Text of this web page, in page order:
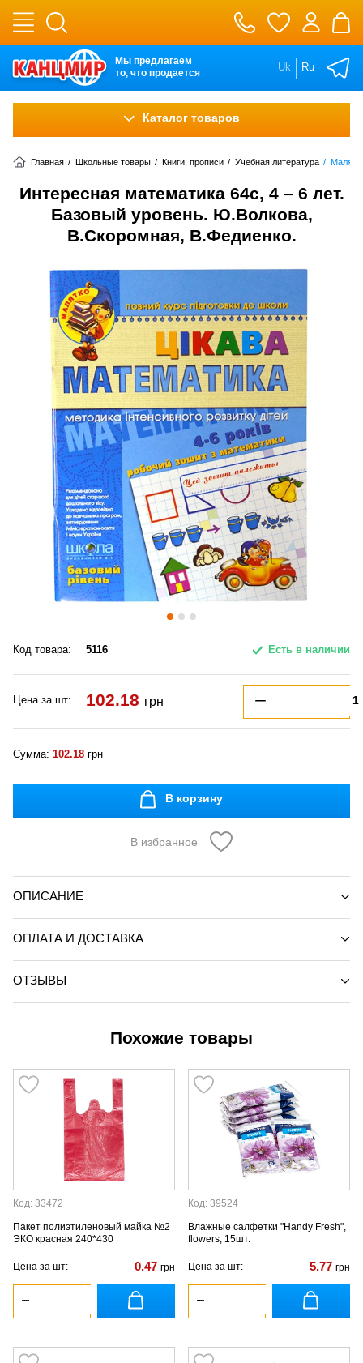
Мы предлагаем
то, что продается
Uk Ru
Каталог товаров
Главная / Школьные товары / Книги, прописи / Учебная литература /
Интересная математика 64с, 4 – 6 лет.
Базовый уровень. Ю.Волкова,
В.Скоромная, В.Федиенко.
Код товара: 5116 Есть в наличии
Цена за шт: 102.18 грн
Сумма: 102.18 грн
В корзину
В избранное
ОПИСАНИЕ
ОПЛАТА И ДОСТАВКА
ОТЗЫВЫ
Похожие товары
Код: 33472
Пакет полиэтиленовый майка №2
ЭКО красная 240*430
Цена за шт: 0.47 грн
Код: 39524
Влажные салфетки "Handy Fresh",
flowers, 15шт.
Цена за шт: 5.77 грн